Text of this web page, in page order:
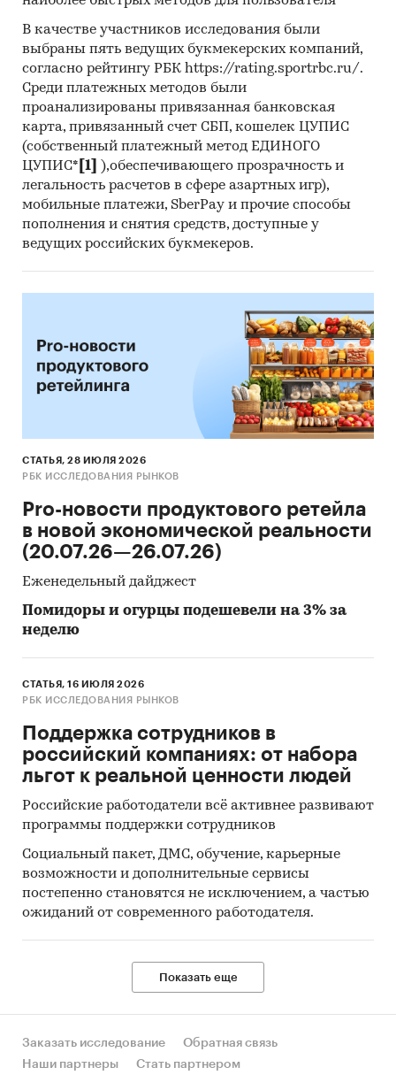
В качестве участников исследования были
выбраны пять ведущих букмекерских компаний,
согласно рейтингу РБК https://rating.sportrbc.ru/.
Среди платежных методов были
проанализированы привязанная банковская
карта, привязанный счет СБП, кошелек ЦУПИС
(собственный платежный метод ЕДИНОГО
ЦУПИС* [1]
),обеспечивающего прозрачность и
легальность расчетов в сфере азартных игр),
мобильные платежи, SberPay и прочие способы
пополнения и снятия средств, доступные у
ведущих российских букмекеров.
СТАТЬЯ, 28 ИЮЛЯ 2026
РБК ИССЛЕДОВАНИЯ РЫНКОВ
Pro-новости продуктового ретейла
в новой экономической реальности
(20.07.26—26.07.26)
Еженедельный дайджест
Помидоры и огурцы подешевели на 3% за
неделю
СТАТЬЯ, 16 ИЮЛЯ 2026
РБК ИССЛЕДОВАНИЯ РЫНКОВ
Поддержка сотрудников в
российский компаниях: от набора
льгот к реальной ценности людей
Российские работодатели всё активнее развивают
программы поддержки сотрудников
Социальный пакет, ДМС, обучение, карьерные
возможности и дополнительные сервисы
постепенно становятся не исключением, а частью
ожиданий от современного работодателя.
Показать еще
Заказать исследование
Обратная связь
Наши партнеры
Стать партнером